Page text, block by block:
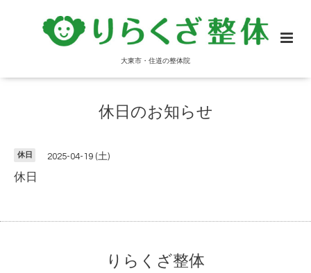
大東市・住道の整体院
休日のお知らせ
休日 2025-04-19 (土)
休日
りらくざ整体